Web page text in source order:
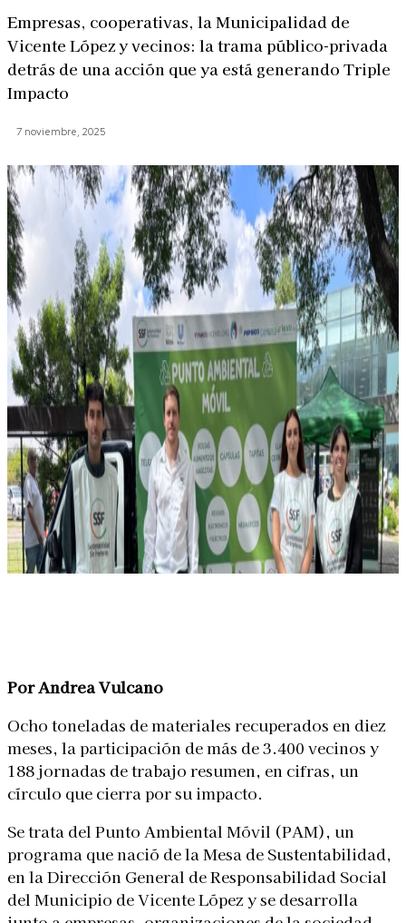
Empresas, cooperativas, la Municipalidad de
Vicente López y vecinos: la trama público-privada
detrás de una acción que ya está generando Triple
Impacto
7 noviembre, 2025
Por Andrea Vulcano
Ocho toneladas de materiales recuperados en diez
meses, la participación de más de 3.400 vecinos y
188 jornadas de trabajo resumen, en cifras, un
círculo que cierra por su impacto.
Se trata del Punto Ambiental Móvil (PAM), un
programa que nació de la Mesa de Sustentabilidad,
en la Dirección General de Responsabilidad Social
del Municipio de Vicente López y se desarrolla